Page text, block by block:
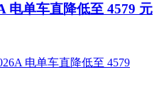
电单车直降低至 4579 元